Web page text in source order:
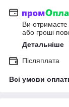
Ви
або гроші
Детальніше
Післяплата
Всі умови